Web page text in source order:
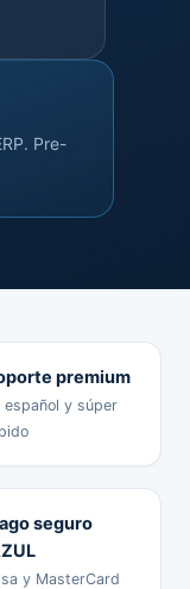
Pre-
premium
español y súper
seguro
y MasterCard